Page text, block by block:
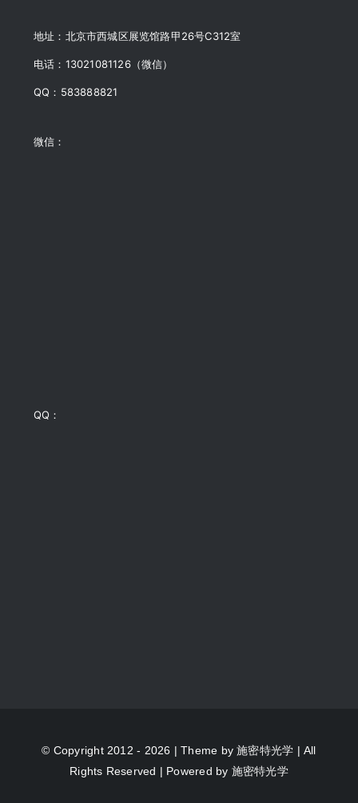
地址：北京市西城区展览馆路甲26号C312室
电话：13021081126（微信）
QQ：583888821
微信：
QQ：
© Copyright 2012 - 2026 | Theme by施密特光学 | All
Rights Reserved | Powered by 施密特光学